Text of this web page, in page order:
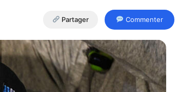
Partager Commenter